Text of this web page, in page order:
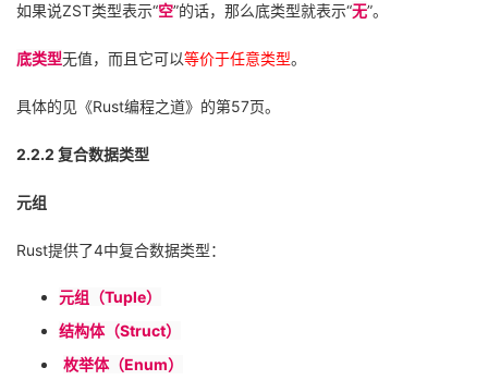
如果说ZST类型表示“空”的话，那么底类型就表示“无”。
底类型无值，而且它可以等价于任意类型。
具体的见《Rust编程之道》的第57页。
2.2.2 复合数据类型
元组
Rust提供了4中复合数据类型：
元组（Tuple）
结构体（Struct）
枚举体（Enum）